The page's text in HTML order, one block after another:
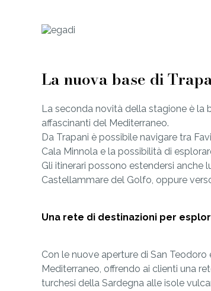
La nuova base di
La seconda novità della stagione è la
affascinanti del Mediterraneo.
Da Trapani è possibile navigare tra
Cala Minnola e la possibilità di
Gli itinerari possono estendersi
Castellammare del Golfo, oppure
Una rete di destinazioni per
Con le nuove aperture di San
Mediterraneo, offrendo ai clienti una
turchesi della Sardegna alle isole